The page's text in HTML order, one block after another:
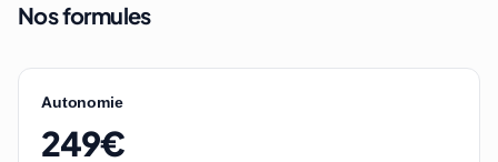
Nos formules
Autonomie
249€